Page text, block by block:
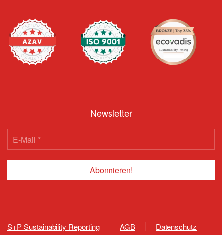
Newsletter
S+P Sustainability Reporting AGB Datenschutz